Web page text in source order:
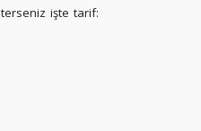
işte tarif: